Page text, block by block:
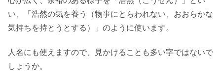
い、「浩然の気を養う（物事にとらわれない、おおらかな
気持ちを持とうとする）」のように使います。
人名にも使えますので、見かけることも多い字ではないで
しょうか。